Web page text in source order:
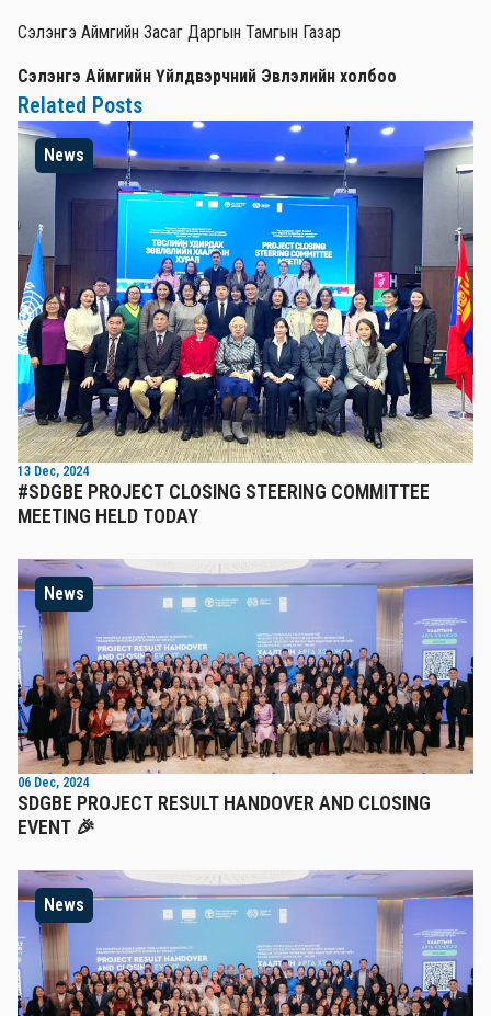
Сэлэнгэ Аймгийн Засаг Даргын Тамгын Газар
Сэлэнгэ Аймгийн Үйлдвэрчний Эвлэлийн холбоо
Related Posts
News
13 Dec, 2024
#SDGBE PROJECT CLOSING STEERING COMMITTEE
MEETING HELD TODAY
News
06 Dec, 2024
SDGBE PROJECT RESULT HANDOVER AND CLOSING
EVENT 🎉
News